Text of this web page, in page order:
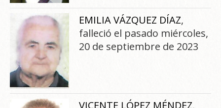
EMILIA VÁZQUEZ DÍAZ,
falleció el pasado miércoles,
20 de septiembre de 2023